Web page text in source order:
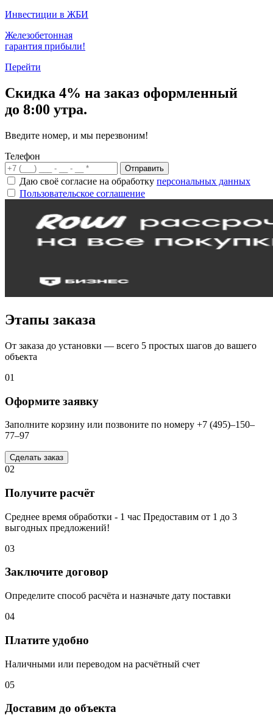
Инвестиции в ЖБИ
Железобетонная
гарантия прибыли!
Перейти
Скидка 4% на заказ оформленный
до 8:00 утра.
Введите номер, и мы перезвоним!
Телефон
Отправить
Даю своё согласие на обработку персональных данных
Пользовательское соглашение
Этапы заказа
От заказа до установки — всего 5 простых шагов до вашего
объекта
01
Оформите заявку
Заполните корзину или позвоните по номеру +7 (495)–150–
77–97
Сделать заказ
02
Получите расчёт
Среднее время обработки - 1 час Предоставим от 1 до 3
выгодных предложений!
03
Заключите договор
Определите способ расчёта и назначьте дату поставки
04
Платите удобно
Наличными или переводом на расчётный счет
05
Доставим до объекта